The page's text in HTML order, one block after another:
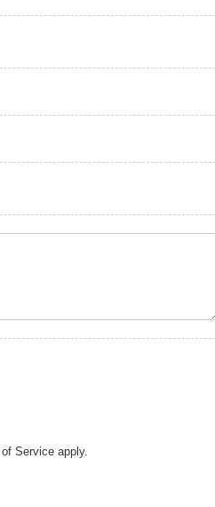
Service apply.